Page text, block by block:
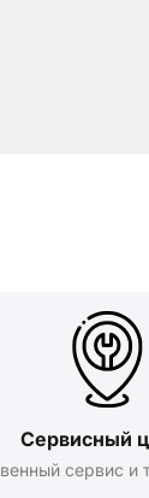
Сервисный
сервис и